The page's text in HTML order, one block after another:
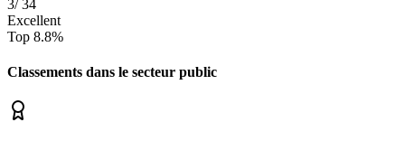
3/ 34
Excellent
Top 8.8%
Classements dans le secteur public